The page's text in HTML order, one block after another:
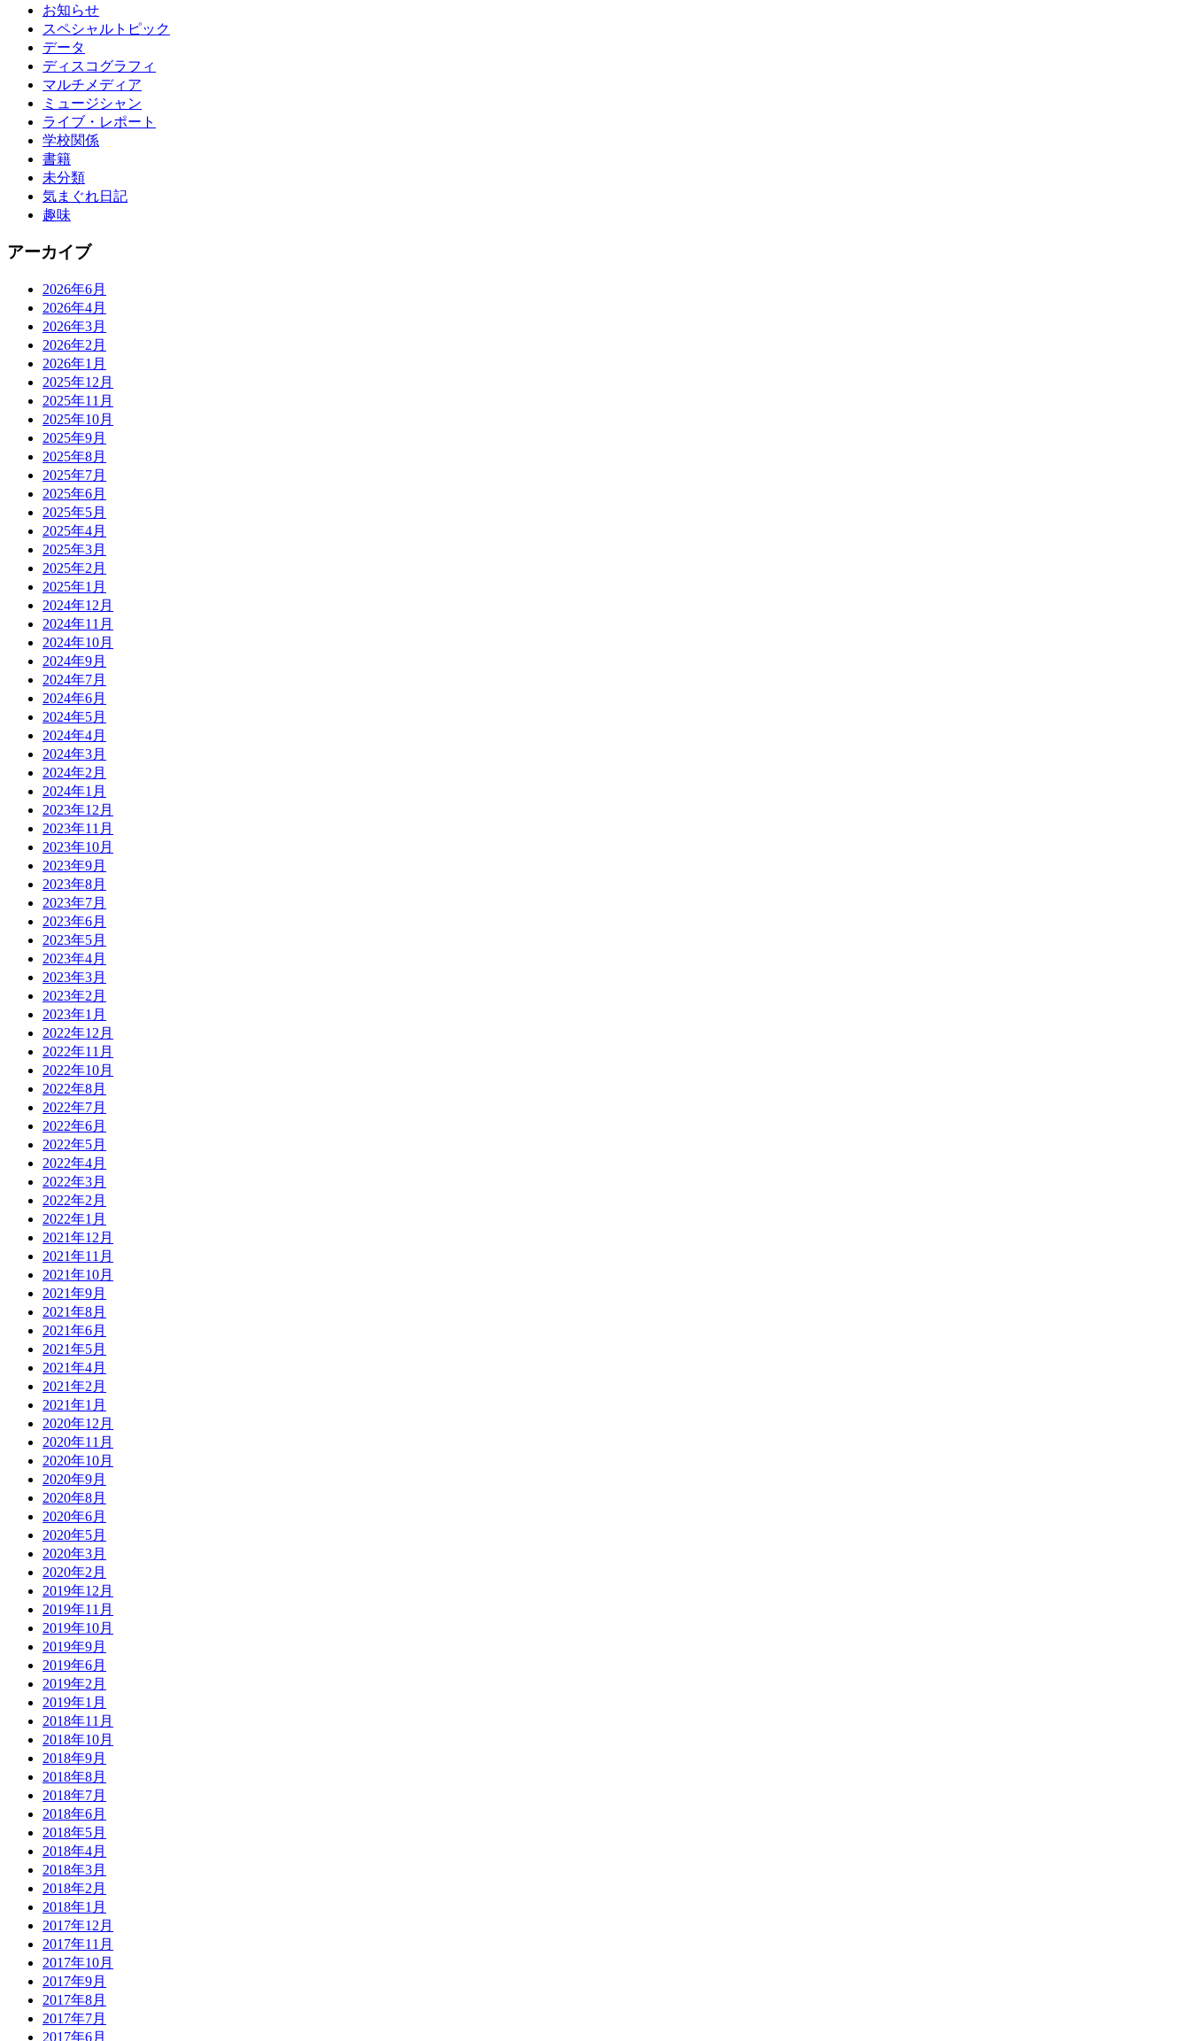
お知らせ
スペシャルトピック
データ
ディスコグラフィ
マルチメディア
ミュージシャン
ライブ・レポート
学校関係
書籍
未分類
気まぐれ日記
趣味
アーカイブ
2026年6月
2026年4月
2026年3月
2026年2月
2026年1月
2025年12月
2025年11月
2025年10月
2025年9月
2025年8月
2025年7月
2025年6月
2025年5月
2025年4月
2025年3月
2025年2月
2025年1月
2024年12月
2024年11月
2024年10月
2024年9月
2024年7月
2024年6月
2024年5月
2024年4月
2024年3月
2024年2月
2024年1月
2023年12月
2023年11月
2023年10月
2023年9月
2023年8月
2023年7月
2023年6月
2023年5月
2023年4月
2023年3月
2023年2月
2023年1月
2022年12月
2022年11月
2022年10月
2022年8月
2022年7月
2022年6月
2022年5月
2022年4月
2022年3月
2022年2月
2022年1月
2021年12月
2021年11月
2021年10月
2021年9月
2021年8月
2021年6月
2021年5月
2021年4月
2021年2月
2021年1月
2020年12月
2020年11月
2020年10月
2020年9月
2020年8月
2020年6月
2020年5月
2020年3月
2020年2月
2019年12月
2019年11月
2019年10月
2019年9月
2019年6月
2019年2月
2019年1月
2018年11月
2018年10月
2018年9月
2018年8月
2018年7月
2018年6月
2018年5月
2018年4月
2018年3月
2018年2月
2018年1月
2017年12月
2017年11月
2017年10月
2017年9月
2017年8月
2017年7月
2017年6月